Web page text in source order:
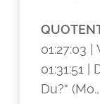
01:27:03 |
01:31:51
Du?“